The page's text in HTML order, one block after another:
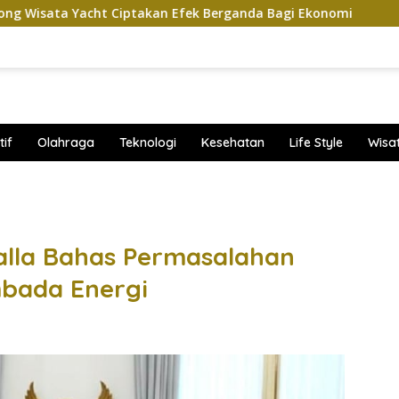
Efek Berganda Bagi Ekonomi Penampilan dan
Olahraga Teknologi Kesehatan Life Style
Bahas Permasalahan
Energi